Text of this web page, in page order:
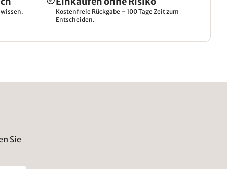
Kostenfreie Rückgabe – 100 Tage Zeit zum
Entscheiden.
Sie